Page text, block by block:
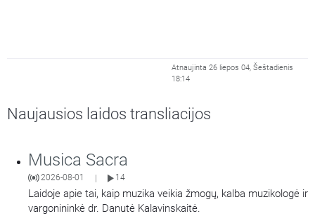
Atnaujinta 26 liepos 04, Šeštadienis
18:14
Naujausios laidos transliacijos
Musica Sacra
2026-08-01 14
Laidoje apie tai, kaip muzika veikia žmogų, kalba muzikologė ir
vargonininkė dr. Danutė Kalavinskaitė.